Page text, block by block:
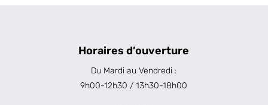
Horaires d’ouverture
Du Mardi au Vendredi :
9h00-12h30 / 13h30-18h00